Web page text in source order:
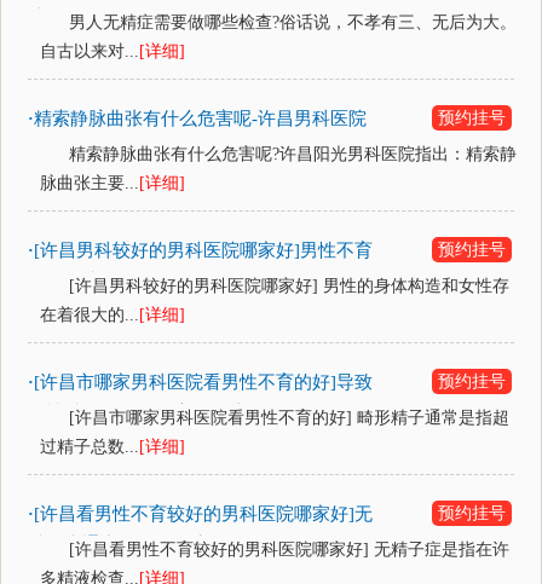
男人无精症需要做哪些检查?俗话说，不孝有三、无后为大。
自古以来对... [详细]
·精索静脉曲张有什么危害呢-许昌男科医院
预约挂号
精索静脉曲张有什么危害呢?许昌阳光男科医院指出：精索静
脉曲张主要... [详细]
·[许昌男科较好的男科医院哪家好]男性不育
如何预防？
预约挂号
[许昌男科较好的男科医院哪家好] 男性的身体构造和女性存
在着很大的... [详细]
·[许昌市哪家男科医院看男性不育的好]导致
男性精子畸形的因素有哪些？
预约挂号
[许昌市哪家男科医院看男性不育的好] 畸形精子通常是指超
过精子总数... [详细]
·[许昌看男性不育较好的男科医院哪家好]无
精子症通常是如何发生的？
预约挂号
[许昌看男性不育较好的男科医院哪家好] 无精子症是指在许
多精液检查... [详细]